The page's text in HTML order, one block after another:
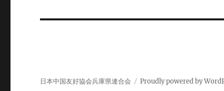
日本中国友好協会兵庫県連合会 Proudly powered by